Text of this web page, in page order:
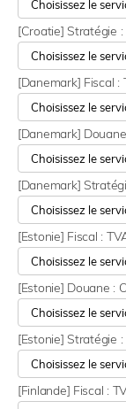
[Croatie] Stratégie
[Danemark] Fiscal :
[Danemark]
[Danemark]
[Estonie] Fiscal :
[Estonie] Douane :
[Estonie] Stratégie
[Finlande] Fiscal :